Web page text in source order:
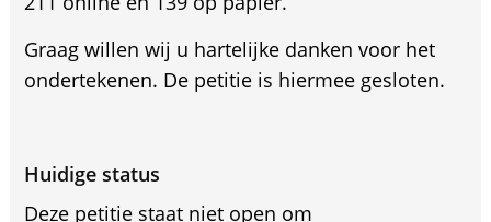
Graag willen wij u hartelijke danken voor het
ondertekenen. De petitie is hiermee gesloten.
Huidige status
Deze petitie staat niet open om